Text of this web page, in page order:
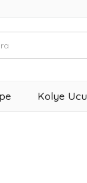
Kolye Ucu